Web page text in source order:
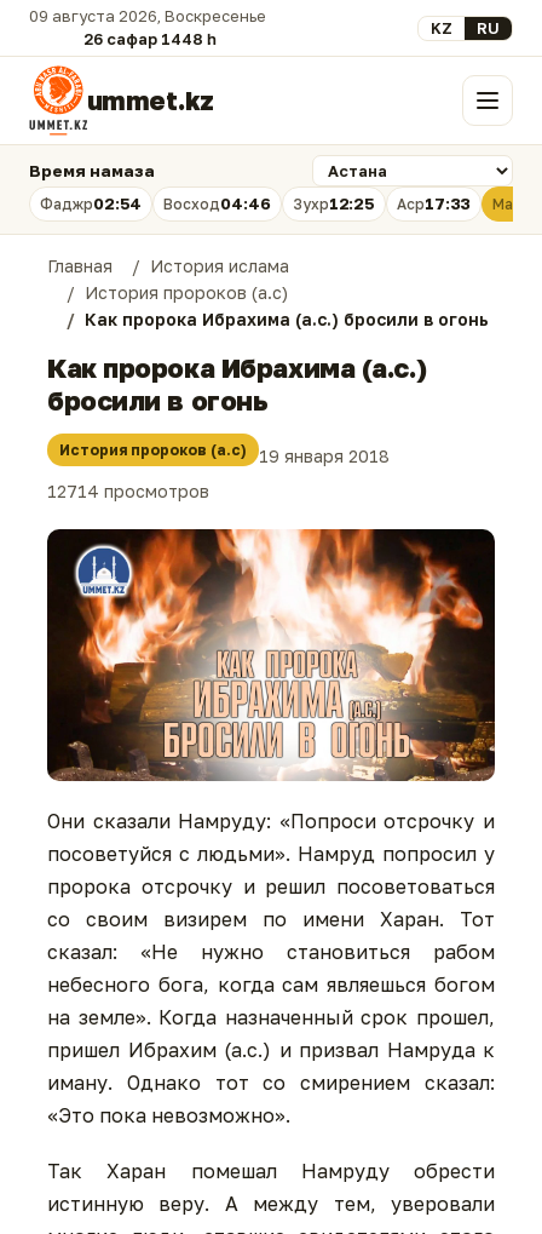
09 августа 2026, Воскресенье
26 сафар 1448 һ.
Выберите язык
KZ RU
ummet.kz Меню
Время намаза
Фаджр02:54 Восход04:46 Зухр12:25 Аср17:33
Главная
История ислама
История пророков (а.с)
Как пророка Ибрахима (а.с.) бросили в огонь
Как пророка Ибрахима (а.с.)
бросили в огонь
История пророков (а.с)
19 января 2018
12714 просмотров
Они сказали Намруду: «Попроси отсрочку и
посоветуйся с людьми». Намруд попросил у
пророка отсрочку и решил посоветоваться
со своим визирем по имени Харан. Тот
сказал: «Не нужно становиться рабом
небесного бога, когда сам являешься богом
на земле». Когда назначенный срок прошел,
пришел Ибрахим (а.с.) и призвал Намруда к
иману. Однако тот со смирением сказал:
«Это пока невозможно».
Так Харан помешал Намруду обрести
истинную веру. А между тем, уверовали